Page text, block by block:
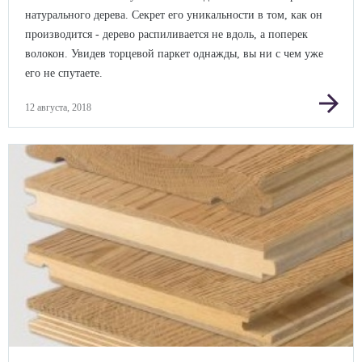
натурального дерева. Секрет его уникальности в том, как он
производится - дерево распиливается не вдоль, а поперек
волокон. Увидев торцевой паркет однажды, вы ни с чем уже
его не спутаете.
12 августа, 2018 arrow_forward